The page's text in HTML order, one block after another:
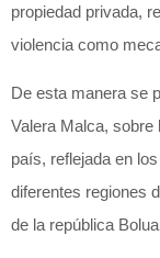
propiedad privada,
violencia como
De esta manera se
Valera Malca,
país, reflejada en
diferentes regiones
de la república